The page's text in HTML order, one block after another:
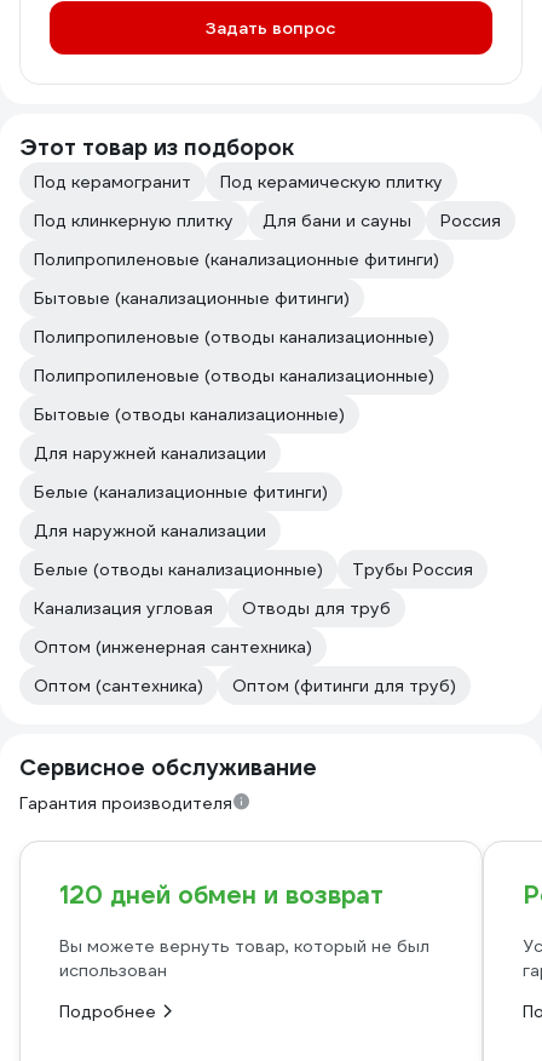
Задать вопрос
Этот товар из подборок
Под керамогранит
Под керамическую плитку
Под клинкерную плитку
Для бани и сауны
Россия
Полипропиленовые (канализационные фитинги)
Бытовые (канализационные фитинги)
Полипропиленовые (отводы канализационные)
Полипропиленовые (отводы канализационные)
Бытовые (отводы канализационные)
Для наружней канализации
Белые (канализационные фитинги)
Для наружной канализации
Белые (отводы канализационные)
Трубы Россия
Канализация угловая
Отводы для труб
Оптом (инженерная сантехника)
Оптом (сантехника)
Оптом (фитинги для труб)
Сервисное обслуживание
Гарантия производителя
120 дней обмен и возврат
Вы можете вернуть товар, который не был
использован
Подробнее